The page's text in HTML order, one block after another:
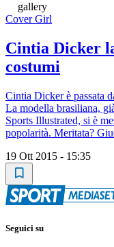
gallery
Cover Girl
Cintia Dicker
costumi
Cintia Dicker è passata
La modella brasiliana,
Sports Illustrated, si è
popolarità. Meritata?
19 Ott 2015 - 15:35
Seguici su